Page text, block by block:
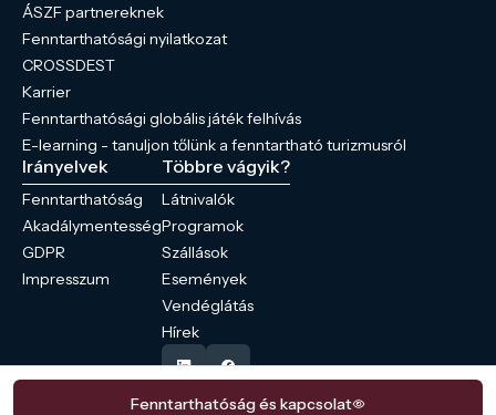
Fenntarthatóság és kapcsolat
ÁSZF partnereknek
Fenntarthatósági nyilatkozat
CROSSDEST
Karrier
Fenntarthatósági globális játék felhívás
E-learning - tanuljon tőlünk a fenntartható turizmusról
Irányelvek
Fenntarthatóság
Akadálymentesség
GDPR
Impresszum
Többre vágyik?
Látnivalók
Programok
Szállások
Események
Vendéglátás
Hírek